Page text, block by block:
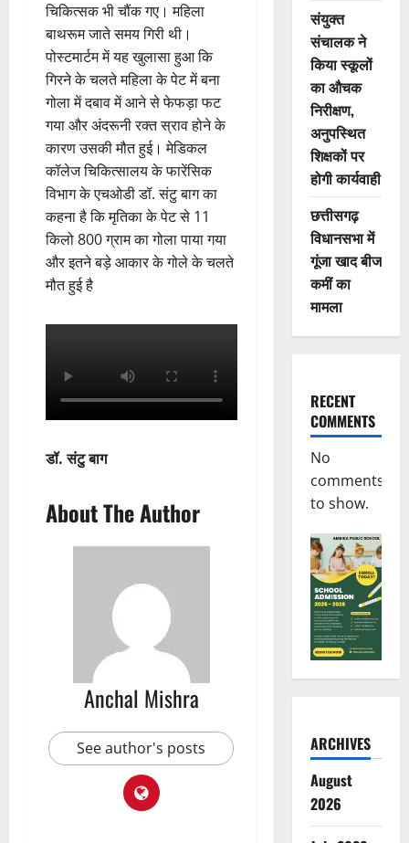
चिकित्सक भी चौंक गए। महिला
बाथरूम जाते समय गिरी थी।
पोस्टमार्टम में यह खुलासा हुआ कि
गिरने के चलते महिला के पेट में बना
गोला में दबाव में आने से फेफड़ा फट
गया और अंदरूनी रक्त स्राव होने के
कारण उसकी मौत हुई। मेडिकल
कॉलेज चिकित्सालय के फारेंसिक
विभाग के एचओडी डॉ. संटु बाग का
कहना है कि मृतिका के पेट से 11
किलो 800 ग्राम का गोला पाया गया
और इतने बड़े आकार के गोले के चलते
मौत हुई है
डॉ. संटु बाग
About The Author
Anchal Mishra
See author's posts
संयुक्त
संचालक ने
किया स्कूलों
का औचक
निरीक्षण,
अनुपस्थित
शिक्षकों पर
होगी कार्यवाही
छत्तीसगढ़
विधानसभा में
गूंजा खाद बीज
कमीं का
मामला
RECENT
COMMENTS
No
comments
to show.
ARCHIVES
August
2026